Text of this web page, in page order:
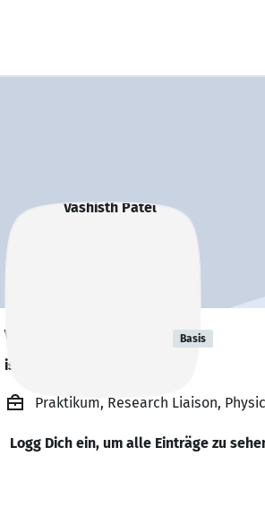
Vashisth Patel Basis
is about to graduate. 🎓
Praktikum, Research Liaison,
Logg Dich ein, um alle Einträge zu